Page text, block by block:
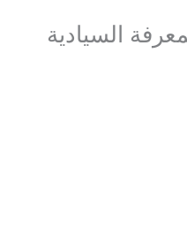
السيادية